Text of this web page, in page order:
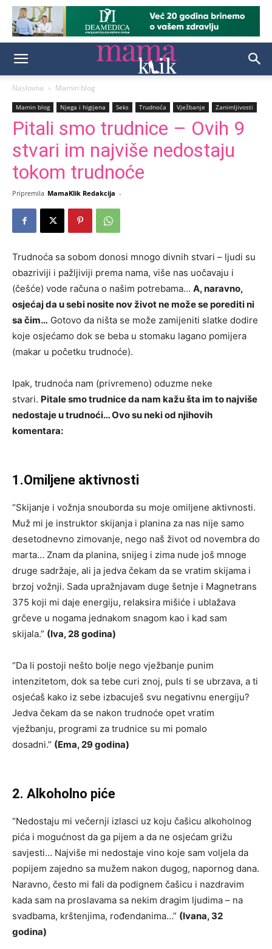
Naslovna Mamin blog
Mamin blog Njega i higijena Seks Trudnoća Vježbanje Zanimljivosti
Pitali smo trudnice – Ovih 9
stvari im najviše nedostaju
tokom trudnoće
Pripremila MamaKlik Redakcija -
Trudnoća sa sobom donosi mnogo divnih stvari – ljudi su
obazriviji i pažljiviji prema nama, više nas uočavaju i
(češće) vode računa o našim potrebama… A, naravno,
osjećaj da u sebi nosite nov život ne može se porediti ni
sa čim… Gotovo da ništa se može zamijeniti slatke dodire
koje osjećamo dok se beba u stomaku lagano pomijera
(makar u početku trudnoće).
Ipak, trudnoća nam (privremeno) oduzme neke
stvari. Pitale smo trudnice da nam kažu šta im to najviše
nedostaje u trudnoći… Ovo su neki od njihovih
komentara:
1.Omiljene aktivnosti
“Skijanje i vožnja snouborda su moje omiljene aktivnosti.
Muž mi je instruktor skijanja i planina za nas nije samo
desetodnevno zimovanje, nego naš život od novembra do
marta… Znam da planina, snijeg i zima nude još mnoge
druge sadržaje, ali ja jedva čekam da se vratim skijama i
brzoj vožnji. Sada upražnjavam duge šetnje i Magnetrans
375 koji mi daje energiju, relaksira mišiće i ublažava
grčeve u nogama jednakom snagom kao i kad sam
skijala.” (Iva, 28 godina)
“Da li postoji nešto bolje nego vježbanje punim
intenzitetom, dok sa tebe curi znoj, puls ti se ubrzava, a ti
osjećaš kako iz sebe izbacuješ svu negativnu energiju?
Jedva čekam da se nakon trudnoće opet vratim
vježbanju, programi za trudnice su mi pomalo
dosadni.” (Ema, 29 godina)
2. Alkoholno piće
“Nedostaju mi večernji izlasci uz koju čašicu alkoholnog
pića i mogućnost da ga pijem a da ne osjećam grižu
savjesti… Najviše mi nedostaje vino koje sam voljela da
popijem zajedno sa mužem nakon dugog, napornog dana.
Naravno, često mi fali da podignem čašicu i nazdravim
kada sam na proslavama sa nekim dragim ljudima – na
svadbama, krštenjima, rođendanima…” (Ivana, 32
godina)